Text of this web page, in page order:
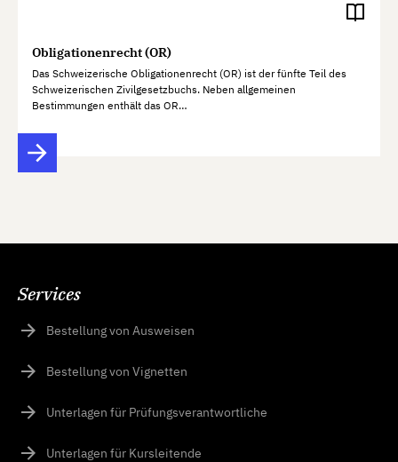
Obligationenrecht (OR)
Das Schweizerische Obligationenrecht (OR) ist der fünfte Teil des
Schweizerischen Zivilgesetzbuchs. Neben allgemeinen
Bestimmungen enthält das OR…
Services
Bestellung von Ausweisen
Bestellung von Vignetten
Unterlagen für Prüfungsverantwortliche
Unterlagen für Kursleitende